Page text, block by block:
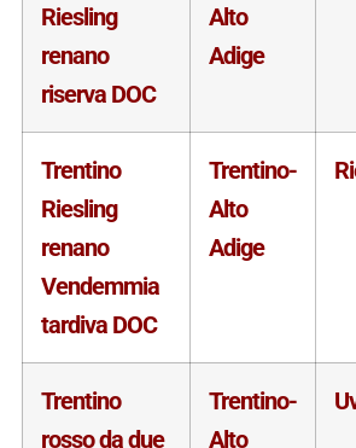
Riesling
renano
riserva DOC
Alto
Adige
Trentino
Riesling
renano
Vendemmia
tardiva DOC
Trentino-
Alto
Adige
Trentino
rosso da due
Trentino-
Alto